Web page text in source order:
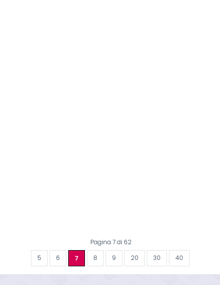
Pagina 7 di 62
5 6 7 8 9 20 30 40